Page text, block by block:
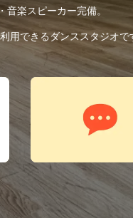
音楽スピーカー完備。
用できるダンススタジオで